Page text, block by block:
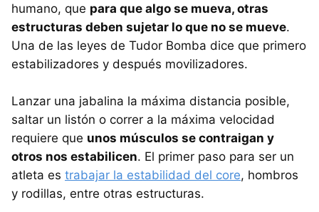
humano, que para que algo se mueva, otras
estructuras deben sujetar lo que no se mueve.
Una de las leyes de Tudor Bomba dice que primero
estabilizadores y después movilizadores.
Lanzar una jabalina la máxima distancia posible,
saltar un listón o correr a la máxima velocidad
requiere que unos músculos se contraigan y
otros nos estabilicen. El primer paso para ser un
atleta es trabajar la estabilidad del core, hombros
y rodillas, entre otras estructuras.